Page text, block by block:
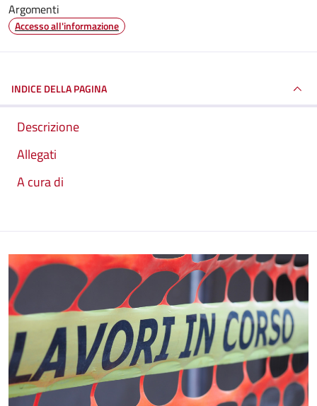
Argomenti
Accesso all'informazione
INDICE DELLA PAGINA
Descrizione
Allegati
A cura di